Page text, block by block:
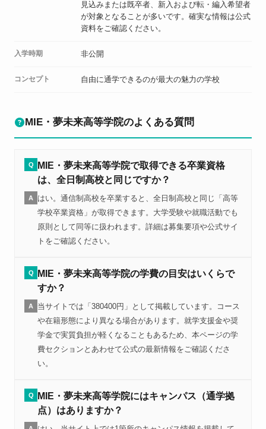
見込みまたは既卒者、新入および転・編入希望者
が対象となることが多いです。確実な情報は公式
資料をご確認ください。
入学時期 非公開
コンセプト 自由に通学できるのが最大の魅力の学校
MIE・夢未来高等学院のよくある質問
Q
MIE・夢未来高等学院で取得できる卒業資格
は、全日制高校と同じですか？
A
はい。通信制高校を卒業すると、全日制高校と同じ「高等
学校卒業資格」が取得できます。大学受験や就職活動でも
原則として同等に扱われます。詳細は募集要項や公式サイ
トをご確認ください。
Q
MIE・夢未来高等学院の学費の目安はいくらで
すか？
A
当サイトでは「380400円」として掲載しています。コース
や在籍形態により異なる場合があります。就学支援金や奨
学金で実質負担が軽くなることもあるため、本ページの学
費セクションとあわせて公式の最新情報をご確認くださ
い。
Q
MIE・夢未来高等学院にはキャンパス（通学拠
点）はありますか？